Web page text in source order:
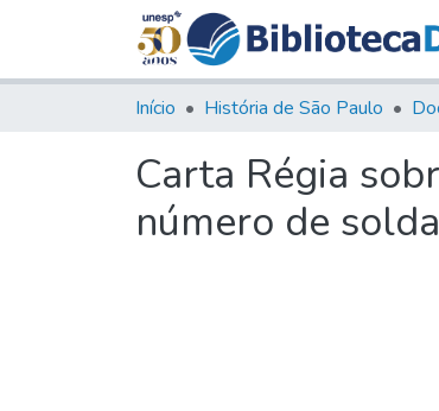
Início História de São Paulo
Carta Régia
número de